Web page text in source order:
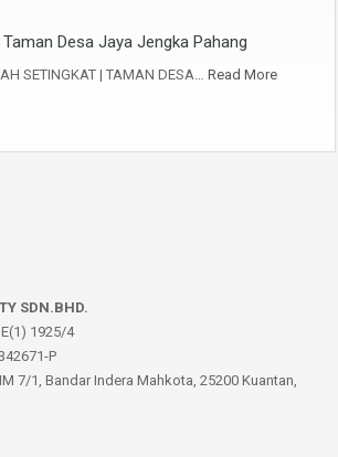
Desa Jaya Jengka Pahang
SETINGKAT | TAMAN DESA… Read More
SDN.BHD.
1925/4
P
7/1, Bandar Indera Mahkota, 25200 Kuantan,